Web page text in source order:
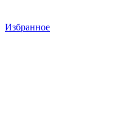
Избранное